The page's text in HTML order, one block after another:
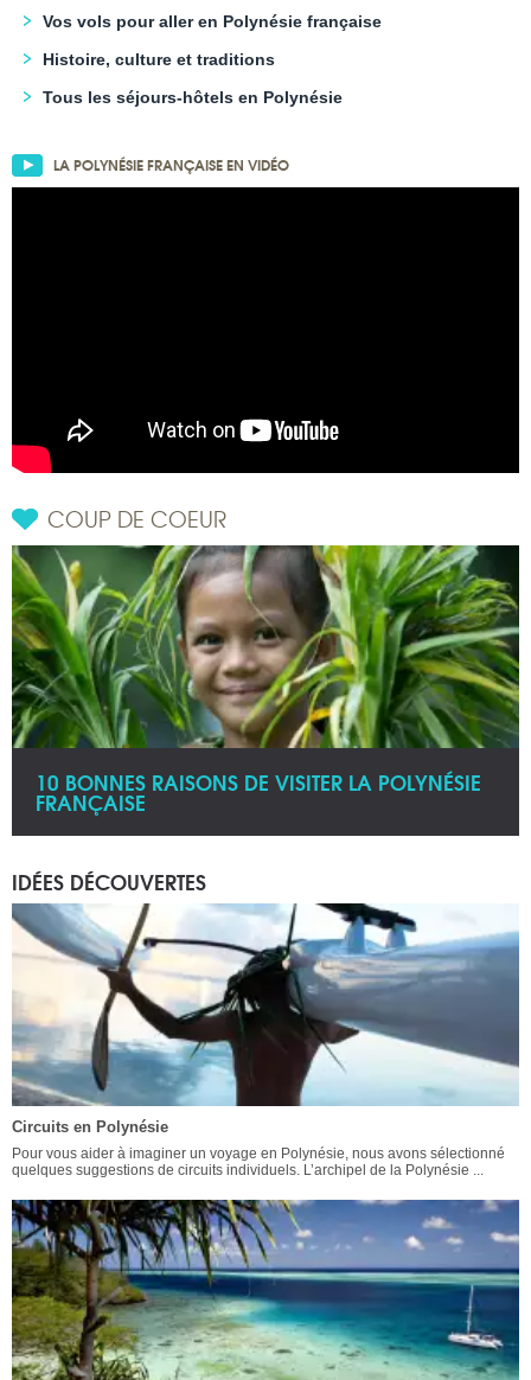
Vos vols pour aller en Polynésie française
Histoire, culture et traditions
Tous les séjours-hôtels en Polynésie
LA POLYNÉSIE FRANÇAISE EN VIDÉO
COUP DE COEUR
10 BONNES RAISONS DE VISITER LA POLYNÉSIE
FRANÇAISE
IDÉES DÉCOUVERTES
Circuits en Polynésie
Pour vous aider à imaginer un voyage en Polynésie, nous avons sélectionné
quelques suggestions de circuits individuels. L’archipel de la Polynésie ...